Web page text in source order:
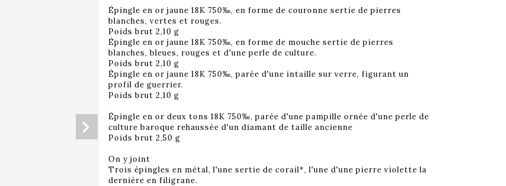
Épingle en or jaune 18K 750‰, en forme de couronne sertie de pierres
blanches, vertes et rouges.
Poids brut 2,10 g
Épingle en or jaune 18K 750‰, en forme de mouche sertie de pierres
blanches, bleues, rouges et d'une perle de culture.
Poids brut 2,10 g
Épingle en or jaune 18K 750‰, parée d'une intaille sur verre, figurant un
profil de guerrier.
Poids brut 2,10 g
Épingle en or deux tons 18K 750‰, parée d'une pampille ornée d'une perle de
culture baroque rehaussée d'un diamant de taille ancienne
Poids brut 2,50 g
On y joint
Trois épingles en métal, l'une sertie de corail*, l'une d'une pierre violette la
dernière en filigrane.